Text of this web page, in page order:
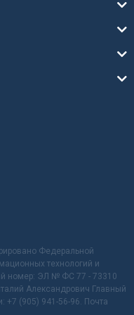
Федеральной
технологий и
номер: ЭЛ № ФС 77 - 73310
Александрович Главный
+7 (905) 941-56-96. Почта